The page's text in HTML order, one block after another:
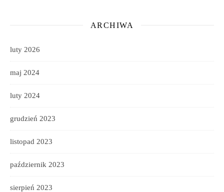
ARCHIWA
luty 2026
maj 2024
luty 2024
grudzień 2023
listopad 2023
październik 2023
sierpień 2023